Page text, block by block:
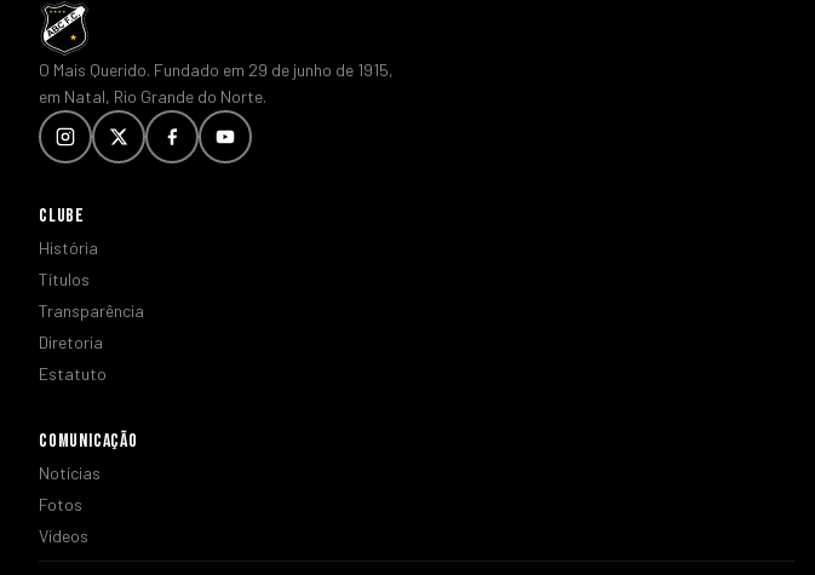
O Mais Querido. Fundado em 29 de junho de 1915,
em Natal, Rio Grande do Norte.
CLUBE
História
Títulos
Transparência
Diretoria
Estatuto
COMUNICAÇÃO
Notícias
Fotos
Vídeos